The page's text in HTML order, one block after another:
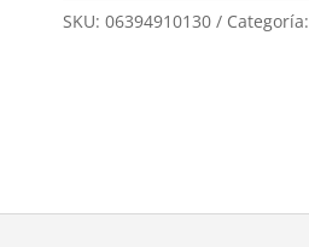
SKU: 06394910130 Categoría: